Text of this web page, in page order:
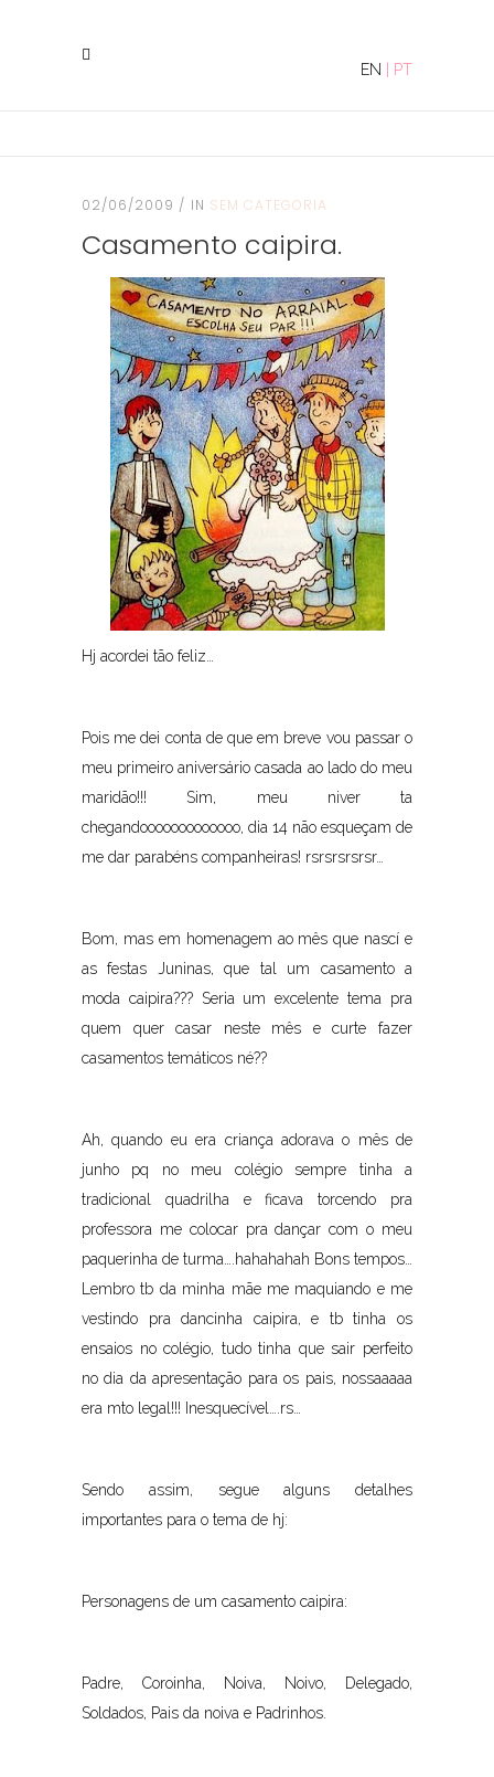
EN PT
02/06/2009 IN SEM CATEGORIA
Casamento caipira.
Hj acordei tão feliz…
Pois me dei conta de que em breve vou passar o
meu primeiro aniversário casada ao lado do meu
maridão!!! Sim, meu niver ta
chegandooooooooooooo, dia 14 não esqueçam de
me dar parabéns companheiras! rsrsrsrsrsr…
Bom, mas em homenagem ao mês que nascí e
as festas Juninas, que tal um casamento a
moda caipira??? Seria um excelente tema pra
quem quer casar neste mês e curte fazer
casamentos temáticos né??
Ah, quando eu era criança adorava o mês de
junho pq no meu colégio sempre tinha a
tradicional quadrilha e ficava torcendo pra
professora me colocar pra dançar com o meu
paquerinha de turma….hahahahah Bons tempos…
Lembro tb da minha mãe me maquiando e me
vestindo pra dancinha caipira, e tb tinha os
ensaios no colégio, tudo tinha que sair perfeito
no dia da apresentação para os pais, nossaaaaa
era mto legal!!! Inesquecível….rs…
Sendo assim, segue alguns detalhes
importantes para o tema de hj:
Personagens de um casamento caipira:
Padre, Coroinha, Noiva, Noivo, Delegado,
Soldados, Pais da noiva e Padrinhos.